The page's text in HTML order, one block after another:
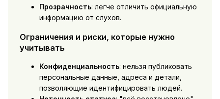
Прозрачность: легче отличить официальную
информацию от слухов.
Ограничения и риски, которые нужно
учитывать
Конфиденциальность: нельзя публиковать
персональные данные, адреса и детали,
позволяющие идентифицировать людей.